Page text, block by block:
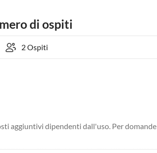
di ospiti
aggiuntivi dipendenti dall'uso. Per domande